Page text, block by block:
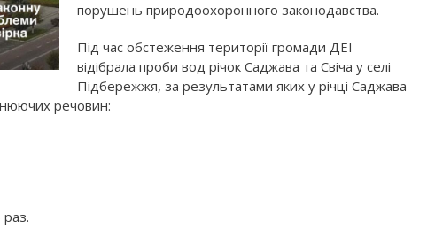
порушень природоохоронного законодавства.
Під час обстеження території громади ДЕІ
відібрала проби вод річок Саджава та Свіча у селі
Підбережжя, за результатами яких у річці Саджава
речовин: